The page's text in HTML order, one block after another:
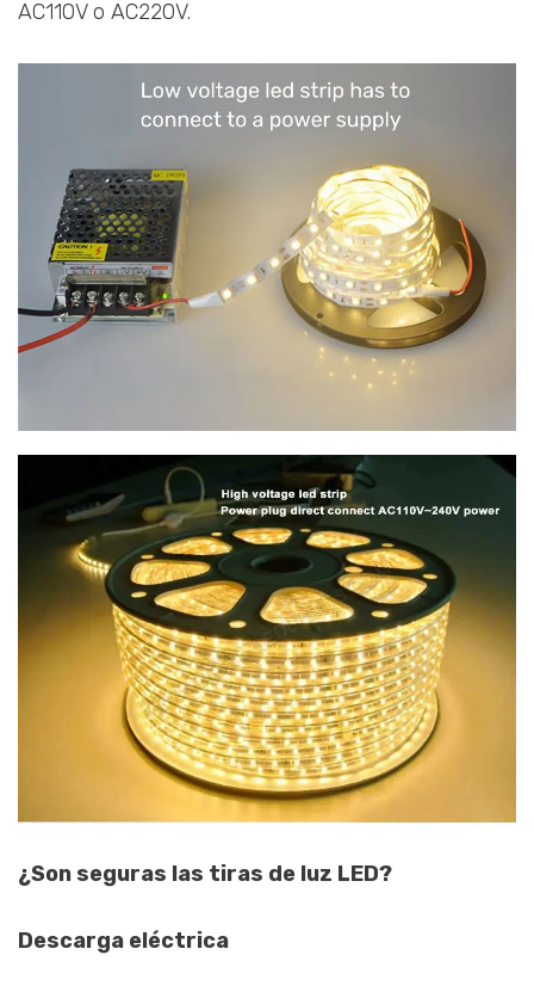
AC110V o AC220V.
¿Son seguras las tiras de luz LED?
Descarga eléctrica